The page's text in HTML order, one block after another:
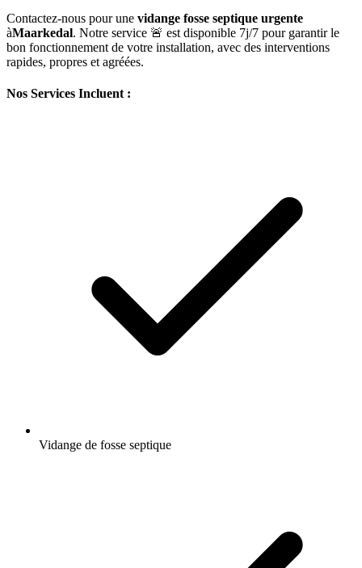
Contactez-nous pour une vidange fosse septique urgente
àMaarkedal. Notre service 🚨 est disponible 7j/7 pour garantir le
bon fonctionnement de votre installation, avec des interventions
rapides, propres et agréées.
Nos Services Incluent :
Vidange de fosse septique